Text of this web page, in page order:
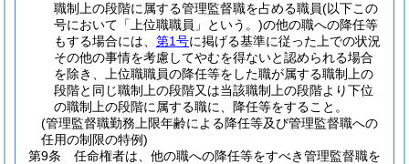
職制上の段階に属する管理監督職を占める職員(以下この
号において「上位職職員」という。)の他の職への降任等
もする場合には、 第1号に掲げる基準に従った上での状況
その他の事情を考慮してやむを得ないと認められる場合
を除き、上位職職員の降任等をした職が属する職制上の
段階と同じ職制上の段階又は当該職制上の段階より下位
の職制上の段階に属する職に、降任等をすること。
(管理監督職勤務上限年齢による降任等及び管理監督職への
任用の制限の特例)
第9条
任命権者は、他の職への降任等をすべき管理監督職を